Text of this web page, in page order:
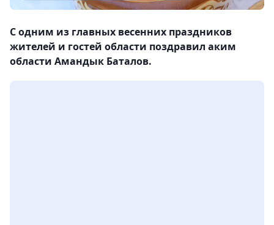
С одним из главных весенних праздников
жителей и гостей области поздравил аким
области Амандык Баталов.